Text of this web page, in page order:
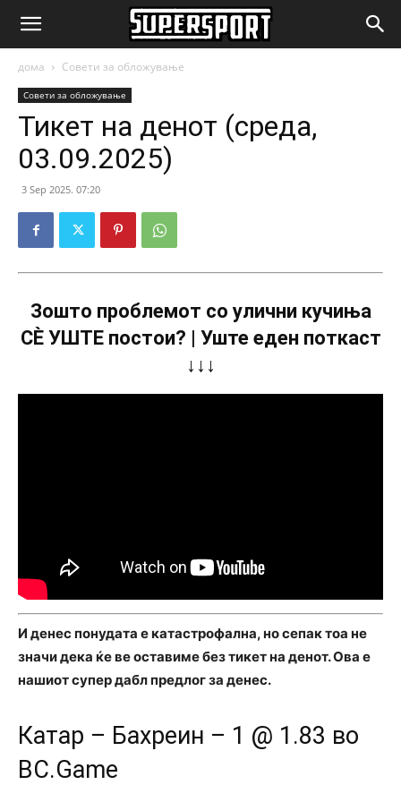
SuperSport.mk
дома Совети за обложување
Совети за обложување
Тикет на денот (среда,
03.09.2025)
3 Sep 2025. 07:20
Зошто проблемот со улични кучиња
СÈ УШТЕ постои? | Уште еден поткаст
↓↓↓
И денес понудата е катастрофална, но сепак тоа не
значи дека ќе ве оставиме без тикет на денот. Ова е
нашиот супер дабл предлог за денес.
Катар – Бахреин – 1 @ 1.83 во
BC.Game